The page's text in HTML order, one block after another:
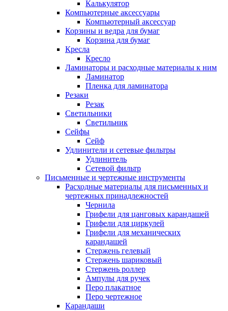
Калькулятор
Компьютерные аксессуары
Компьютерный аксессуар
Корзины и ведра для бумаг
Корзина для бумаг
Кресла
Кресло
Ламинаторы и расходные материалы к ним
Ламинатор
Пленка для ламинатора
Резаки
Резак
Светильники
Светильник
Сейфы
Сейф
Удлинители и сетевые фильтры
Удлинитель
Сетевой фильтр
Письменные и чертежные инструменты
Расходные материалы для письменных и
чертежных принадлежностей
Чернила
Грифели для цанговых карандашей
Грифели для циркулей
Грифели для механических
карандашей
Стержень гелевый
Стержень шариковый
Стержень роллер
Ампулы для ручек
Перо плакатное
Перо чертежное
Карандаши